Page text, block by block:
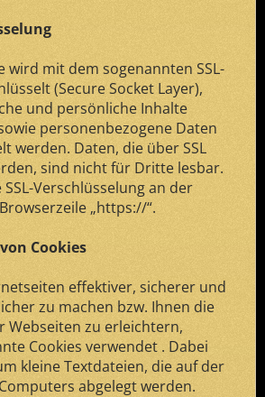
wird mit dem sogenannten SSL-
(Secure Socket Layer),
und persönliche Inhalte
personenbezogene Daten
werden. Daten, die über SSL
sind nicht für Dritte lesbar.
Verschlüsselung an der
„https://“.
Cookies
effektiver, sicherer und
zu machen bzw. Ihnen die
Webseiten zu erleichtern,
Cookies verwendet . Dabei
kleine Textdateien, die auf der
abgelegt werden.